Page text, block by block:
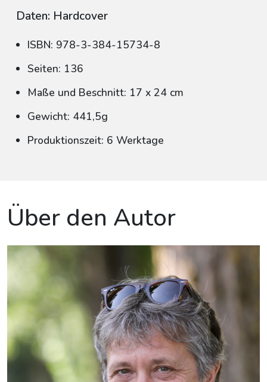
Daten: Hardcover
ISBN: 978-3-384-15734-8
Seiten: 136
Maße und Beschnitt: 17 x 24 cm
Gewicht: 441,5g
Produktionszeit: 6 Werktage
Über den Autor